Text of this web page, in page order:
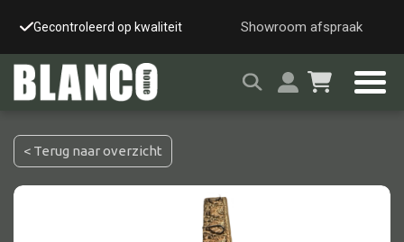
Gecontroleerd op kwaliteit Snelle & veilige
Showroom afspraak
< Terug naar overzicht